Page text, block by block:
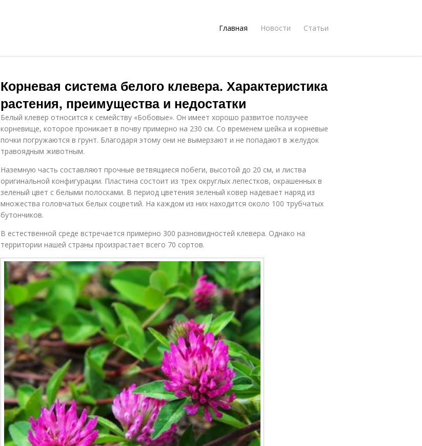
Главная Новости Статьи
Корневая система белого клевера. Характеристика
растения, преимущества и недостатки
Белый клевер относится к семейству «Бобовые». Он имеет хорошо развитое ползучее
корневище, которое проникает в почву примерно на 230 см. Со временем шейка и корневые
почки погружаются в грунт. Благодаря этому они не вымерзают и не попадают в желудок
травоядным животным.
Наземную часть составляют прочные ветвящиеся побеги, высотой до 20 см, и листва
оригинальной конфигурации. Пластина состоит из трех округлых лепестков, окрашенных в
зеленый цвет с белыми полосками. В период цветения зеленый ковер надевает наряд из
множества головчатых белых соцветий. На каждом из них находится около 100 трубчатых
бутончиков.
В естественной среде встречается примерно 300 разновидностей клевера. Однако на
территории нашей страны произрастает всего 70 сортов.